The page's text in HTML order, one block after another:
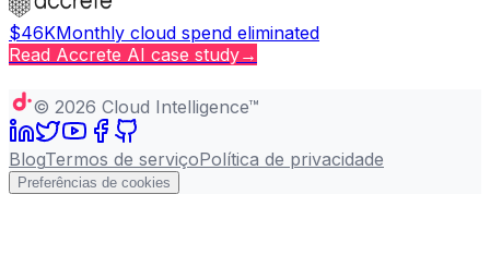
$46KMonthly cloud spend eliminated
Read Accrete AI case study→
© 2026 Cloud Intelligence™
BlogTermos de serviçoPolítica de privacidade
Preferências de cookies